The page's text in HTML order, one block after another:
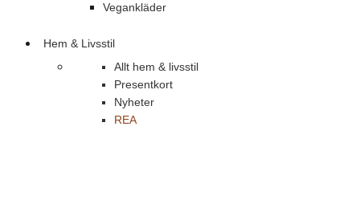
Vegankläder
Hem & Livsstil
Allt hem & livsstil
Presentkort
Nyheter
REA